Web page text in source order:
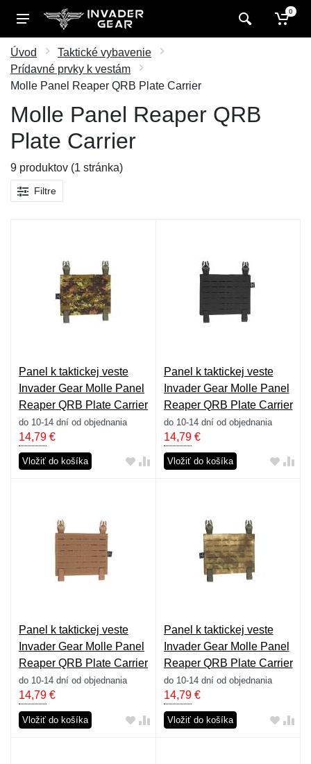
0
Úvod
Taktické vybavenie
Prídavné prvky k vestám
Molle Panel Reaper QRB Plate Carrier
Molle Panel Reaper QRB
Plate Carrier
9 produktov (1 stránka)
Filtre
Panel k taktickej veste
Invader Gear Molle Panel
Reaper QRB Plate Carrier
- cadpat
do 10-14 dní od objednania
14,79 €
Vložiť do košíka
Panel k taktickej veste
Invader Gear Molle Panel
Reaper QRB Plate Carrier
- čierny
do 10-14 dní od objednania
14,79€
Vložiť do košíka
Panel k taktickej veste
Invader Gear Molle Panel
Reaper QRB Plate Carrier
- coyote
do 10-14 dní od objednania
14,79 €
Vložiť do košíka
Panel k taktickej veste
Invader Gear Molle Panel
Reaper QRB Plate Carrier
- everglade
do 10-14 dní od objednania
14,79€
Vložiť do košíka